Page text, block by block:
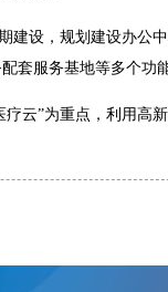
设，规划建设办公中
套服务基地等多个功
”为重点，利用高